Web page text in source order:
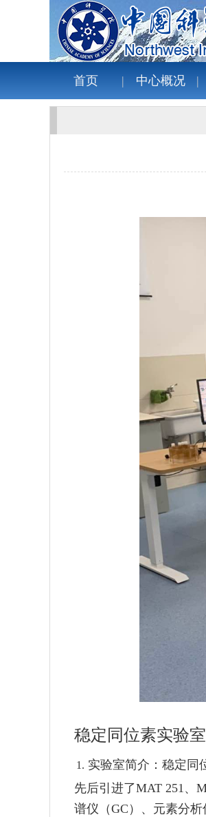
首页 中心概况
稳定同位素实验室
1. 实验室简介： 稳定同
先后引进了MAT 251、
谱仪（GC ）、元素分析